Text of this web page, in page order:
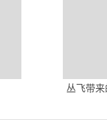
丛飞带